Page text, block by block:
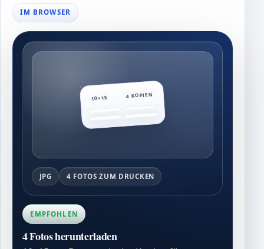
IM BROWSER
10×15 4 KOPIEN
JPG 4 FOTOS ZUM DRUCKEN
EMPFOHLEN
4 Fotos herunterladen